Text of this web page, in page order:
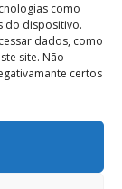
como
do dispositivo.
dados, como
site. Não
certos